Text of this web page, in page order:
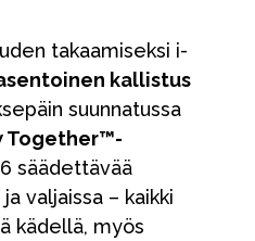
takaamiseksi i-
kallistus
suunnatussa
Together™-
säädettävää
valjaissa – kaikki
kädellä, myös